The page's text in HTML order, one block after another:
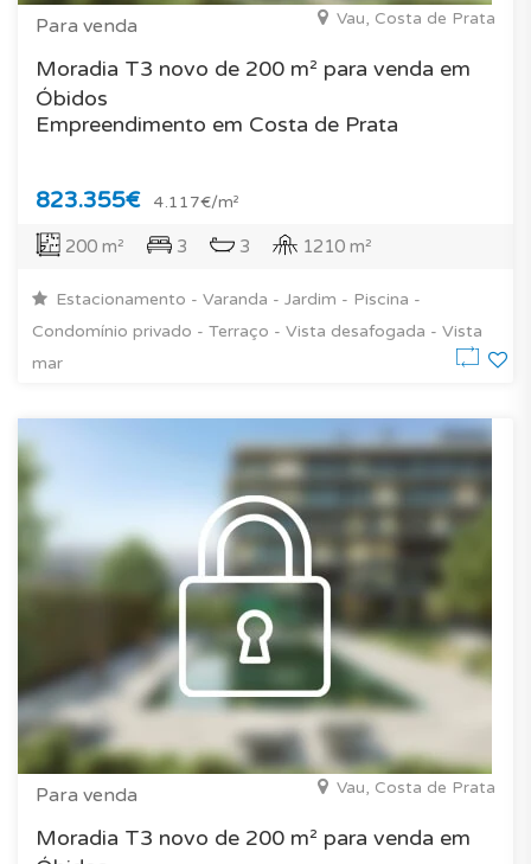
Para venda Vau, Costa de Prata
Moradia T3 novo de 200 m² para venda em
Óbidos
Empreendimento em Costa de Prata
823.355€ 4.117€/m²
200 m² 3 3 1210 m²
Estacionamento - Varanda - Jardim - Piscina -
Condomínio privado - Terraço - Vista desafogada - Vista
mar
Para venda Vau, Costa de Prata
Moradia T3 novo de 200 m² para venda em